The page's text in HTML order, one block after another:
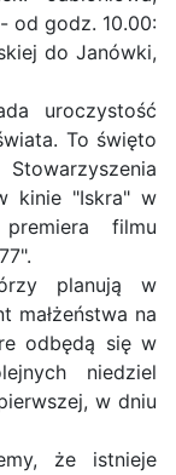
od godz. 10.00:
do Janówki,
uroczystość
To święto
kinie "Iskra" w
filmu
planują w
małżeństwa na
odbędą się w
niedziel
w dniu
że istnieje